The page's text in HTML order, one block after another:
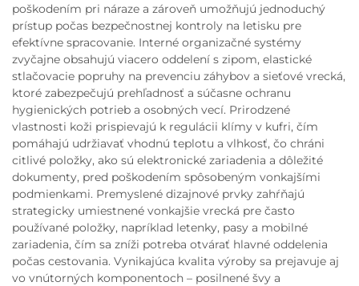
poškodením pri náraze a zároveň umožňujú jednoduchý
prístup počas bezpečnostnej kontroly na letisku pre
efektívne spracovanie. Interné organizačné systémy
zvyčajne obsahujú viacero oddelení s zipom, elastické
stlačovacie popruhy na prevenciu záhybov a sieťové vrecká,
ktoré zabezpečujú prehľadnosť a súčasne ochranu
hygienických potrieb a osobných vecí. Prirodzené
vlastnosti koži prispievajú k regulácii klímy v kufri, čím
pomáhajú udržiavať vhodnú teplotu a vlhkosť, čo chráni
citlivé položky, ako sú elektronické zariadenia a dôležité
dokumenty, pred poškodením spôsobeným vonkajšími
podmienkami. Premyslené dizajnové prvky zahŕňajú
strategicky umiestnené vonkajšie vrecká pre často
používané položky, napríklad letenky, pasy a mobilné
zariadenia, čím sa zníži potreba otvárať hlavné oddelenia
počas cestovania. Vynikajúca kvalita výroby sa prejavuje aj
vo vnútorných komponentoch – posilnené švy a